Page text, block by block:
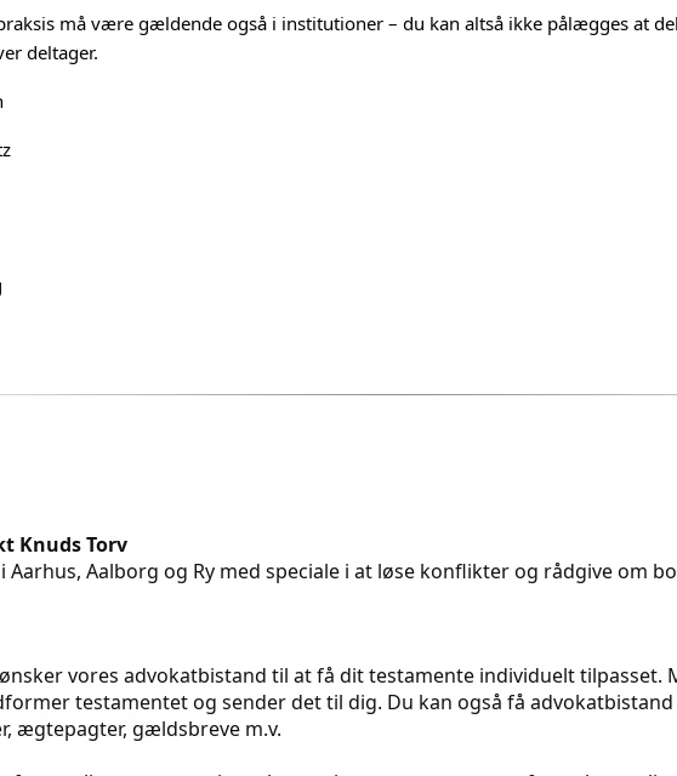
må være gældende også i institutioner – du kan altså ikke pålægges at
deltager.
Knuds Torv
Aalborg og Ry med speciale i at løse konflikter og rådgive om
vores advokatbistand til at få dit testamente individuelt tilpasset.
testamentet og sender det til dig. Du kan også få
ægtepagter, gældsbreve m.v.